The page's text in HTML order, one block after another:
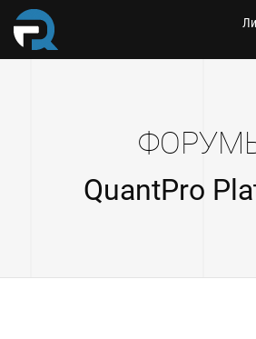
QuantPro